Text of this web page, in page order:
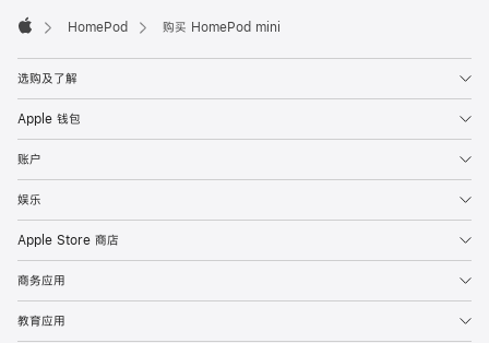
HomePod 购买 HomePod mini
选购及了解
Apple 钱包
账户
娱乐
Apple Store 商店
商务应用
教育应用